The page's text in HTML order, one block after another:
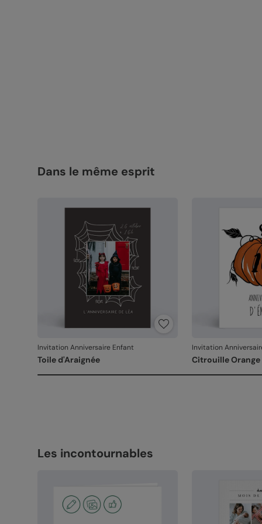
Dans le même esprit
Invitation Anniversaire Enfant
Toile d'Araignée
Invitation
Citrouille Orange
Les incontournables